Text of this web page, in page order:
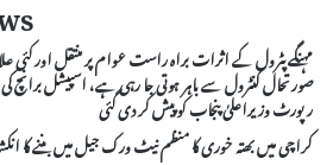
مہنگے پٹرول کے اثرات براہ راست عوام پر منتقل اور کئی
صورتحال کنٹرول سے باہر ہوتی جا رہی ہے، اسپیشل برانچ
رپورٹ وزیراعلیٰ پنجاب کو پیش کر دی گئی
کراچی میں بھتہ خوری کا منظم نیٹ ورک جیل میں بننے کا